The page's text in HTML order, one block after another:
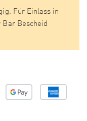
Für Einlass in
Bar Bescheid